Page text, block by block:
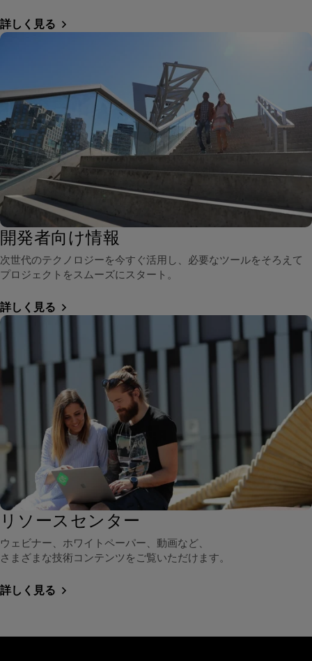
詳しく見る
開発者向け情報
次世代のテクノロジーを今すぐ活用し、必要なツールをそろえて
プロジェクトをスムーズにスタート。
詳しく見る
リソースセンター
ウェビナー、ホワイトペーパー、動画など、
さまざまな技術コンテンツをご覧いただけます。
詳しく見る